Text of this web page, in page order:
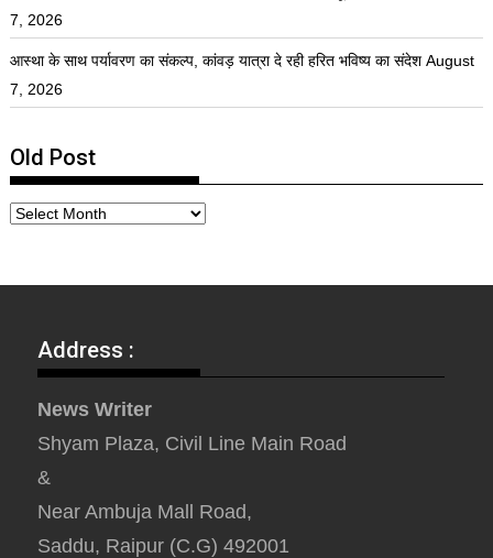
7, 2026
आस्था के साथ पर्यावरण का संकल्प, कांवड़ यात्रा दे रही हरित भविष्य का संदेश August
7, 2026
Old Post
Address :
News Writer
Shyam Plaza, Civil Line Main Road
&
Near Ambuja Mall Road,
Saddu, Raipur (C.G) 492001